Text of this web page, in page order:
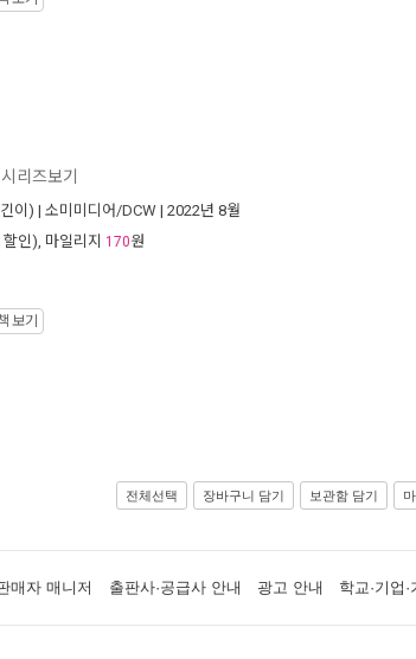
리즈보기
이) | 소미미디어/DCW | 2022년 8월
할인), 마일리지 170원
보기
전체선택 장바구니 담기 보관함 담기
매자 매니저 출판사·공급사 안내 광고 안내 학교·기업